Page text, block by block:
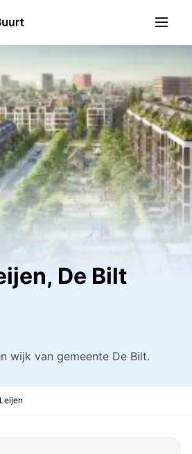
De Bilt
wijk van gemeente De Bilt.